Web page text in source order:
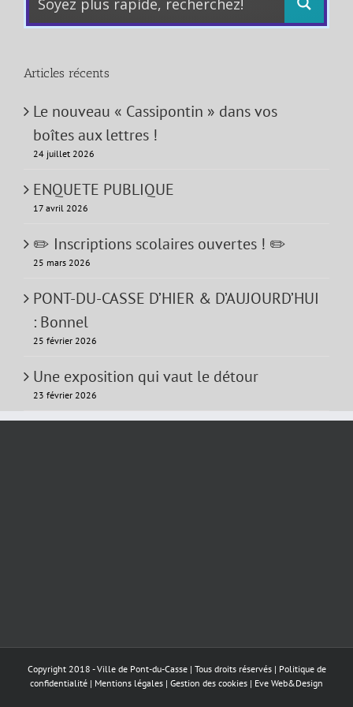
Articles récents
Le nouveau « Cassipontin » dans vos
boîtes aux lettres !
24 juillet 2026
ENQUETE PUBLIQUE
17 avril 2026
✏️ Inscriptions scolaires ouvertes ! ✏️
25 mars 2026
PONT-DU-CASSE D’HIER & D’AUJOURD’HUI
: Bonnel
25 février 2026
Une exposition qui vaut le détour
23 février 2026
Copyright 2018 - Ville de Pont-du-Casse | Tous droits réservés | Politique de
confidentialité | Mentions légales | Gestion des cookies | Eve Web&Design